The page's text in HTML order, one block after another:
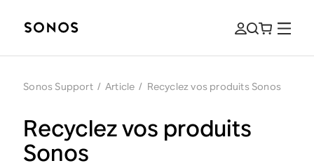
Sonos Support / Article / Recyclez vos produits Sonos
Recyclez vos produits
Sonos